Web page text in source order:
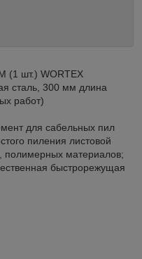
(1 шт.) WORTEX
сталь, 300 мм длина
работ)
для сабельных пил
пиления листовой
полимерных материалов;
быстрорежущая